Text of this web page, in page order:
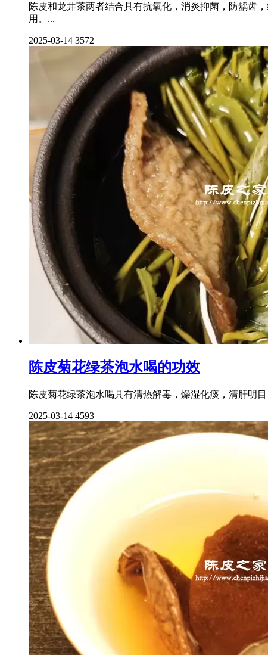
陈皮和龙井茶两者结合具有抗氧化，消炎抑菌，防龋齿
用。...
2025-03-14 3572
陈皮菊花绿茶泡水喝的功效
陈皮菊花绿茶泡水喝具有清热解毒，燥湿化痰，清肝明
2025-03-14 4593